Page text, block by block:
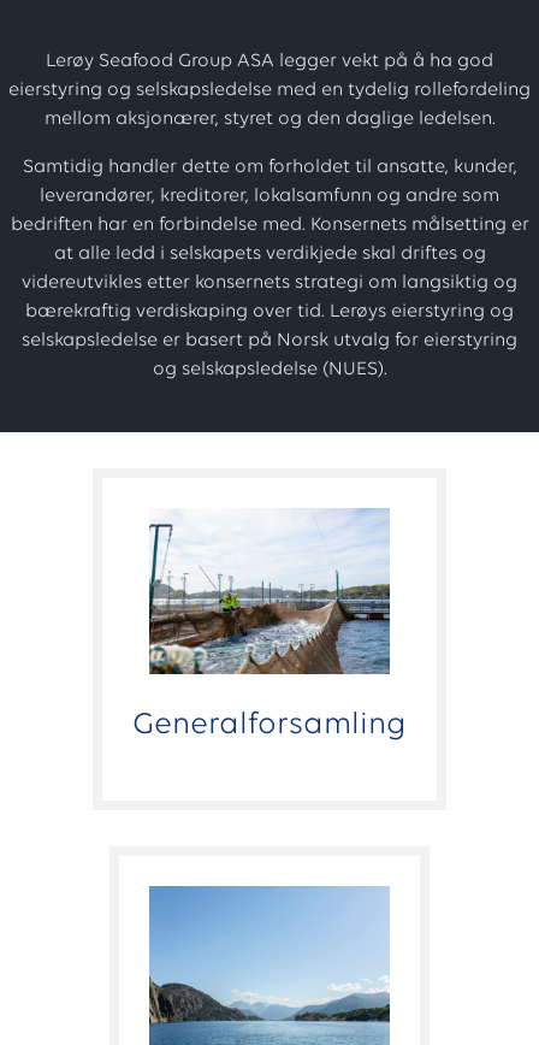
Lerøy Seafood Group ASA legger vekt på å ha god
eierstyring og selskapsledelse med en tydelig rollefordeling
mellom aksjonærer, styret og den daglige ledelsen.
Samtidig handler dette om forholdet til ansatte, kunder,
leverandører, kreditorer, lokalsamfunn og andre som
bedriften har en forbindelse med. Konsernets målsetting er
at alle ledd i selskapets verdikjede skal driftes og
videreutvikles etter konsernets strategi om langsiktig og
bærekraftig verdiskaping over tid. Lerøys eierstyring og
selskapsledelse er basert på Norsk utvalg for eierstyring
og selskapsledelse (NUES).
Generalforsamling